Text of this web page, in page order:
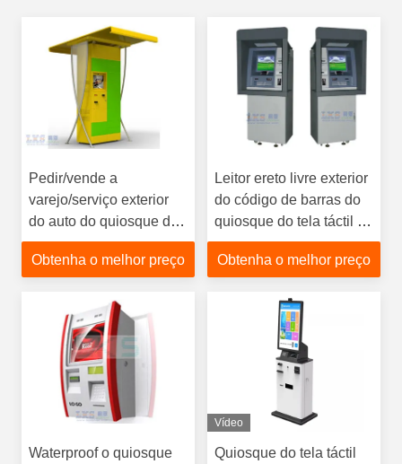
Pedir/vende a
varejo/serviço exterior
do auto do quiosque da
tela de toque Internet
sem fio do pagamento o
Obtenha o melhor preço
Leitor ereto livre exterior
do código de barras do
quiosque do tela táctil do
pagamento garantia de 1
ano
Obtenha o melhor preço
Waterproof o quiosque
Vídeo
Quiosque do tela táctil